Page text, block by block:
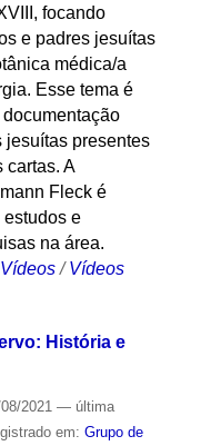
focando
e padres jesuítas
médica/a
Esse tema é
jesuítas presentes
cartas. A
Fleck é
e
na área.
Vídeos /Vídeos
História e
2021 — última
em: Grupo de